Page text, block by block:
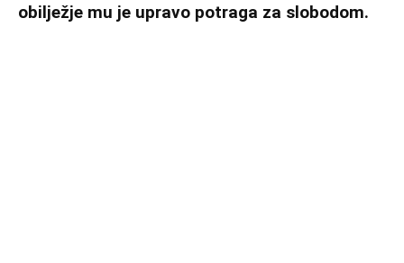
obilježje mu je upravo potraga za slobodom.